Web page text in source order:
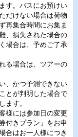
す。バスにお預けい
だけない場合は荷物
再集合時間にお集ま
、損失された場合の
場合は、予めご了承
る場合は、ツアーの
、かつ予測できない
とが判明した場合で
ます。
様には参加日の変更
付きプラン」をお申
合はお一人様につき